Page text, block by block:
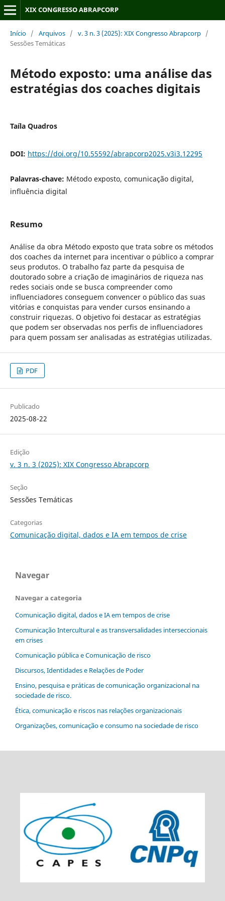
XIX CONGRESSO ABRAPCORP
Início / Arquivos / v. 3 n. 3 (2025): XIX Congresso Abrapcorp /
Sessões Temáticas
Método exposto: uma análise das
estratégias dos coaches digitais
Taíla Quadros
DOI: https://doi.org/10.55592/abrapcorp2025.v3i3.12295
Palavras-chave: Método exposto, comunicação digital,
influência digital
Resumo
Análise da obra Método exposto que trata sobre os métodos
dos coaches da internet para incentivar o público a comprar
seus produtos. O trabalho faz parte da pesquisa de
doutorado sobre a criação de imaginários de riqueza nas
redes sociais onde se busca compreender como
influenciadores conseguem convencer o público das suas
vitórias e conquistas para vender cursos ensinando a
construir riquezas. O objetivo foi destacar as estratégias
que podem ser observadas nos perfis de influenciadores
para quem possam ser analisadas as estratégias utilizadas.
PDF
Publicado
2025-08-22
Edição
v. 3 n. 3 (2025): XIX Congresso Abrapcorp
Seção
Sessões Temáticas
Categorias
Comunicação digital, dados e IA em tempos de crise
Navegar
Navegar a categoria
Comunicação digital, dados e IA em tempos de crise
Comunicação Intercultural e as transversalidades interseccionais
em crises
Comunicação pública e Comunicação de risco
Discursos, Identidades e Relações de Poder
Ensino, pesquisa e práticas de comunicação organizacional na
sociedade de risco.
Ética, comunicação e riscos nas relações organizacionais
Organizações, comunicação e consumo na sociedade de risco